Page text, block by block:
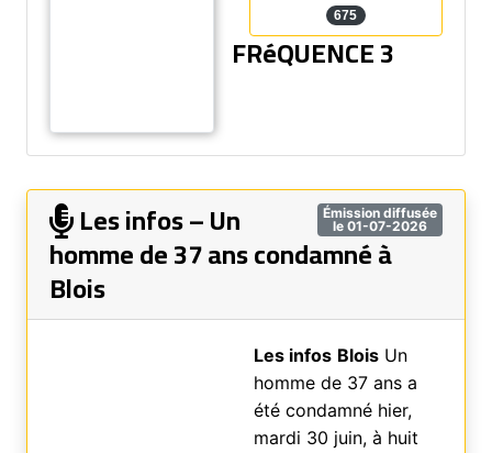
675
FRéQUENCE 3
Émission diffusée
le 01-07-2026
Les infos – Un
homme de 37 ans condamné à
Blois
Les infos Blois Un
homme de 37 ans a
été condamné hier,
mardi 30 juin, à huit